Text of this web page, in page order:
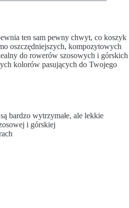
ten sam pewny chwyt, co koszyk
oszczędniejszych, kompozytowych
do rowerów szosowych i górskich
kolorów pasujących do Twojego
bardzo wytrzymałe, ale lekkie
i górskiej